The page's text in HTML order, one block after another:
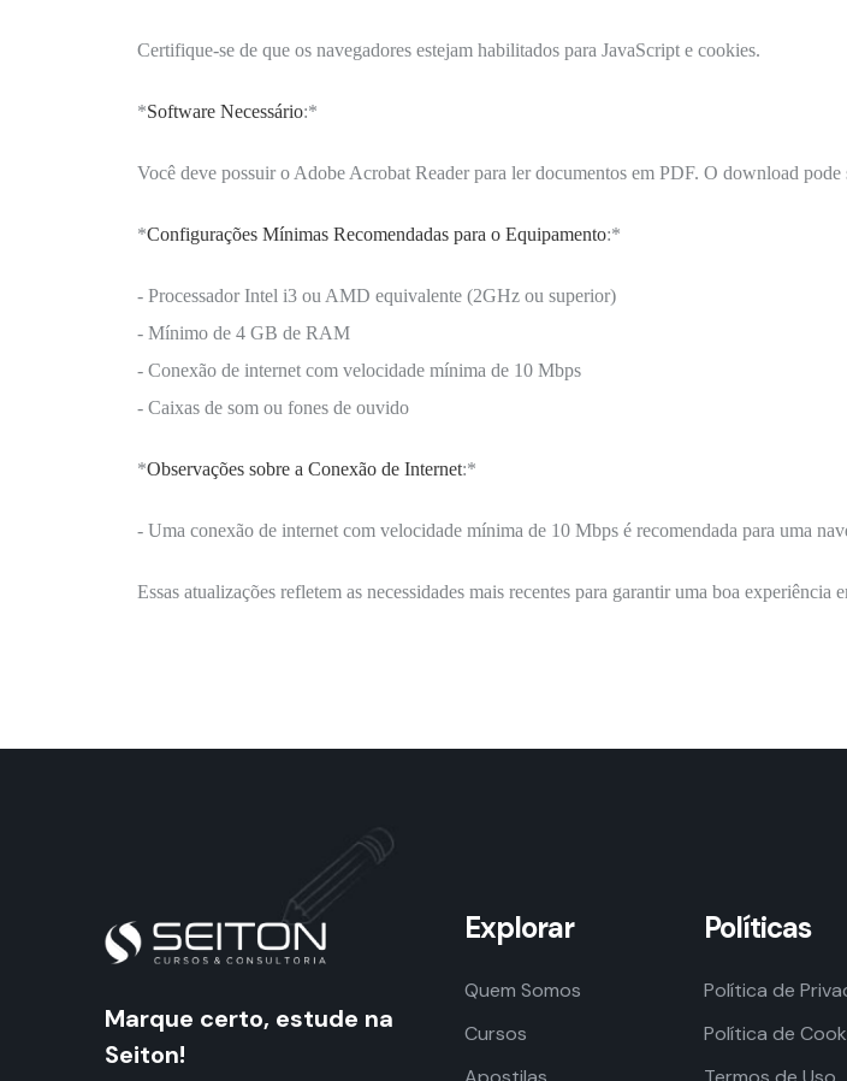
Certifique-se de que os navegadores estejam habilitados para JavaScript e cookies.
*Software Necessário:*
Você deve possuir o Adobe Acrobat Reader para ler documentos em PDF. O download
*Configurações Mínimas Recomendadas para o Equipamento:*
- Processador Intel i3 ou AMD equivalente (2GHz ou superior)
- Mínimo de 4 GB de RAM
- Conexão de internet com velocidade mínima de 10 Mbps
- Caixas de som ou fones de ouvido
*Observações sobre a Conexão de Internet:*
- Uma conexão de internet com velocidade mínima de 10 Mbps é recomendada para uma
Essas atualizações refletem as necessidades mais recentes para garantir uma boa experiência
Marque certo, estude na
Seiton!
Explorar
Quem Somos
Cursos
Políticas
Política de
Política de